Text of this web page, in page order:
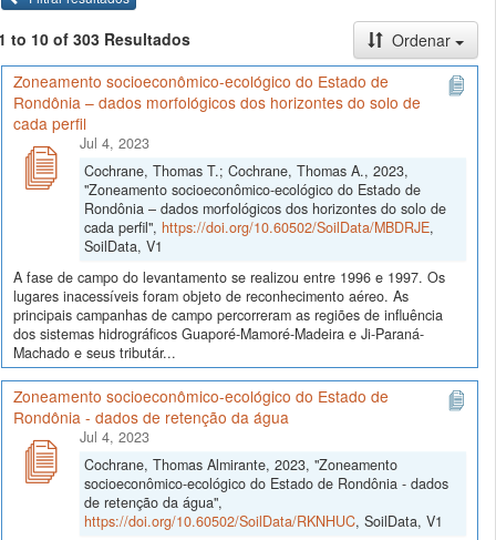
to 10 of 303 Resultados
Ordenar
Zoneamento socioeconômico-ecológico do Estado de
Rondônia – dados morfológicos dos horizontes do solo de
cada perfil
Jul 4, 2023
Cochrane, Thomas T.; Cochrane, Thomas A., 2023,
"Zoneamento socioeconômico-ecológico do Estado de
Rondônia – dados morfológicos dos horizontes do solo de
cada perfil", https://doi.org/10.60502/SoilData/MBDRJE,
SoilData, V1
A fase de campo do levantamento se realizou entre 1996 e 1997. Os
lugares inacessíveis foram objeto de reconhecimento aéreo. As
principais campanhas de campo percorreram as regiões de influência
dos sistemas hidrográficos Guaporé-Mamoré-Madeira e Ji-Paraná-
Machado e seus tributár...
Zoneamento socioeconômico-ecológico do Estado de
Rondônia - dados de retenção da água
Jul 4, 2023
Cochrane, Thomas Almirante, 2023, "Zoneamento
socioeconômico-ecológico do Estado de Rondônia - dados
de retenção da água",
https://doi.org/10.60502/SoilData/RKNHUC, SoilData, V1